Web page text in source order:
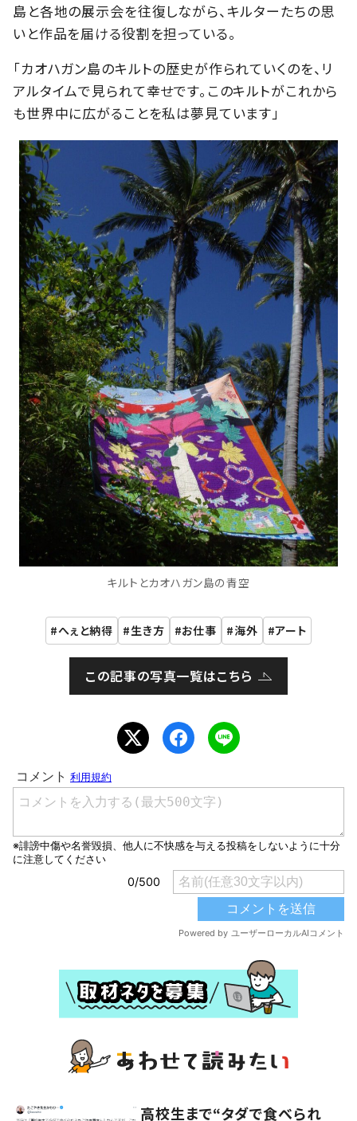
島と各地の展示会を往復しながら、キルターたちの思
いと作品を届ける役割を担っている。
「カオハガン島のキルトの歴史が作られていくのを、リ
アルタイムで見られて幸せです。このキルトがこれから
も世界中に広がることを私は夢見ています」
キルトとカオハガン島の青空
へぇと納得 生き方 お仕事 海外 アート
この記事の写真一覧はこちら
高校生まで“タダで食べられ